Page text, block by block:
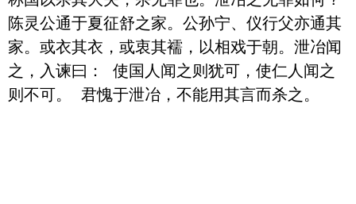
陈灵公通于夏征舒之家。公孙宁、仪行父亦通其
家。或衣其衣，或衷其襦，以相戏于朝。泄冶闻
之，入谏曰： 使国人闻之则犹可，使仁人闻之